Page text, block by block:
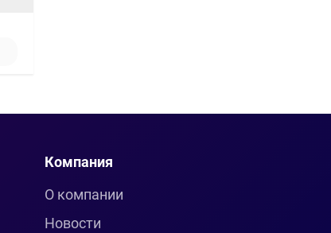
Компания
О компании
Новости